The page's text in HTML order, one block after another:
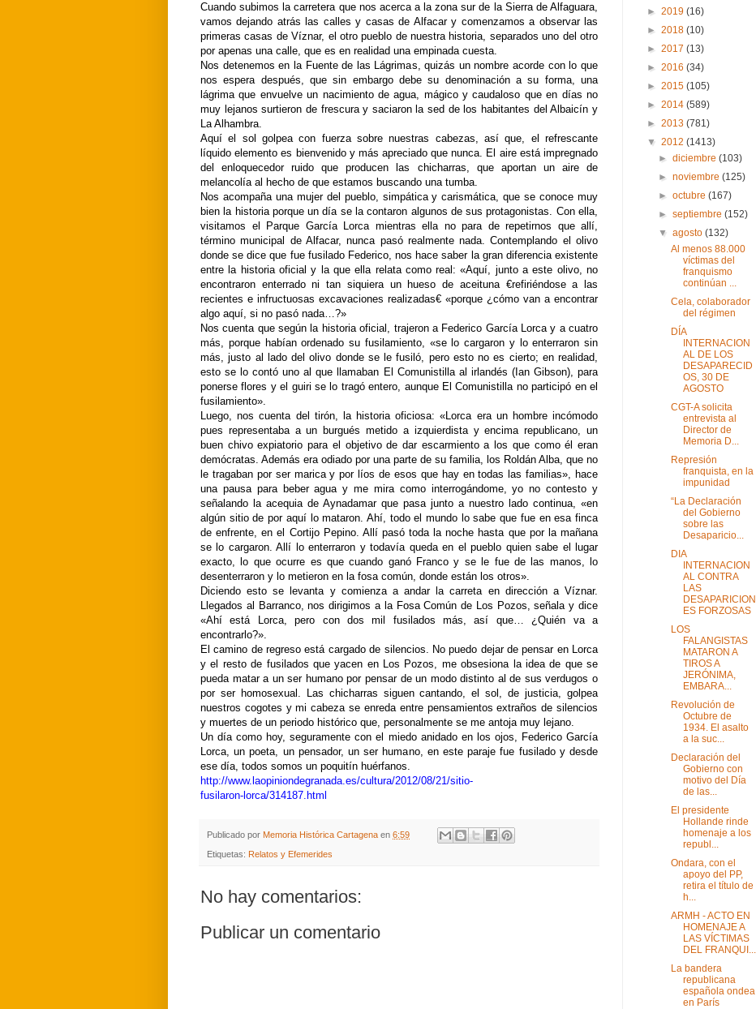
Cuando subimos la carretera que nos acerca a la zona sur de la Sierra de Alfaguara,
vamos dejando atrás las calles y casas de Alfacar y comenzamos a observar las
primeras casas de Víznar, el otro pueblo de nuestra historia, separados uno del otro
por apenas una calle, que es en realidad una empinada cuesta.
Nos detenemos en la Fuente de las Lágrimas, quizás un nombre acorde con lo que
nos espera después, que sin embargo debe su denominación a su forma, una
lágrima que envuelve un nacimiento de agua, mágico y caudaloso que en días no
muy lejanos surtieron de frescura y saciaron la sed de los habitantes del Albaicín y
La Alhambra.
Aquí el sol golpea con fuerza sobre nuestras cabezas, así que, el refrescante
líquido elemento es bienvenido y más apreciado que nunca. El aire está impregnado
del enloquecedor ruido que producen las chicharras, que aportan un aire de
melancolía al hecho de que estamos buscando una tumba.
Nos acompaña una mujer del pueblo, simpática y carismática, que se conoce muy
bien la historia porque un día se la contaron algunos de sus protagonistas. Con ella,
visitamos el Parque García Lorca mientras ella no para de repetirnos que allí,
término municipal de Alfacar, nunca pasó realmente nada. Contemplando el olivo
donde se dice que fue fusilado Federico, nos hace saber la gran diferencia existente
entre la historia oficial y la que ella relata como real: «Aquí, junto a este olivo, no
encontraron enterrado ni tan siquiera un hueso de aceituna €refiriéndose a las
recientes e infructuosas excavaciones realizadas€ «porque ¿cómo van a encontrar
algo aquí, si no pasó nada…?»
Nos cuenta que según la historia oficial, trajeron a Federico García Lorca y a cuatro
más, porque habían ordenado su fusilamiento, «se lo cargaron y lo enterraron sin
más, justo al lado del olivo donde se le fusiló, pero esto no es cierto; en realidad,
esto se lo contó uno al que llamaban El Comunistilla al irlandés (Ian Gibson), para
ponerse flores y el guiri se lo tragó entero, aunque El Comunistilla no participó en el
fusilamiento».
Luego, nos cuenta del tirón, la historia oficiosa: «Lorca era un hombre incómodo
pues representaba a un burgués metido a izquierdista y encima republicano, un
buen chivo expiatorio para el objetivo de dar escarmiento a los que como él eran
demócratas. Además era odiado por una parte de su familia, los Roldán Alba, que no
le tragaban por ser marica y por líos de esos que hay en todas las familias», hace
una pausa para beber agua y me mira como interrogándome, yo no contesto y
señalando la acequia de Aynadamar que pasa junto a nuestro lado continua, «en
algún sitio de por aquí lo mataron. Ahí, todo el mundo lo sabe que fue en esa finca
de enfrente, en el Cortijo Pepino. Allí pasó toda la noche hasta que por la mañana
se lo cargaron. Allí lo enterraron y todavía queda en el pueblo quien sabe el lugar
exacto, lo que ocurre es que cuando ganó Franco y se le fue de las manos, lo
desenterraron y lo metieron en la fosa común, donde están los otros».
Diciendo esto se levanta y comienza a andar la carreta en dirección a Víznar.
Llegados al Barranco, nos dirigimos a la Fosa Común de Los Pozos, señala y dice
«Ahí está Lorca, pero con dos mil fusilados más, así que… ¿Quién va a
encontrarlo?».
El camino de regreso está cargado de silencios. No puedo dejar de pensar en Lorca
y el resto de fusilados que yacen en Los Pozos, me obsesiona la idea de que se
pueda matar a un ser humano por pensar de un modo distinto al de sus verdugos o
por ser homosexual. Las chicharras siguen cantando, el sol, de justicia, golpea
nuestros cogotes y mi cabeza se enreda entre pensamientos extraños de silencios
y muertes de un periodo histórico que, personalmente se me antoja muy lejano.
Un día como hoy, seguramente con el miedo anidado en los ojos, Federico García
Lorca, un poeta, un pensador, un ser humano, en este paraje fue fusilado y desde
ese día, todos somos un poquitín huérfanos.
http://www.laopiniondegranada.es/cultura/2012/08/21/sitio-
fusilaron-lorca/314187.html
Publicado por Memoria Histórica Cartagena en 6:59
Etiquetas: Relatos y Efemerides
No hay comentarios:
Publicar un comentario
► 2019 (16)
► 2018 (10)
► 2017 (13)
► 2016 (34)
► 2015 (105)
► 2014 (589)
► 2013 (781)
▼ 2012 (1413)
►diciembre(103)
►noviembre(125)
►octubre(167)
►septiembre(152)
▼agosto(132)
Al menos 88.000
víctimas del
franquismo
continúan ...
Cela, colaborador
del régimen
DÍA
INTERNACION
AL DE LOS
DESAPARECID
OS, 30 DE
AGOSTO
CGT-A solicita
entrevista al
Director de
Memoria D...
Represión
franquista, en la
impunidad
“La Declaración
del Gobierno
sobre las
Desaparicio...
DIA
INTERNACION
AL CONTRA
LAS
DESAPARICION
ES FORZOSAS
LOS
FALANGISTAS
MATARON A
TIROS A
JERÓNIMA,
EMBARA...
Revolución de
Octubre de
1934. El asalto
a la suc...
Declaración del
Gobierno con
motivo del Día
de las...
El presidente
Hollande rinde
homenaje a los
republ...
Ondara, con el
apoyo del PP,
retira el título de
h...
ARMH - ACTO EN
HOMENAJE A
LAS VÍCTIMAS
DEL FRANQUI...
La bandera
republicana
española ondea
en París